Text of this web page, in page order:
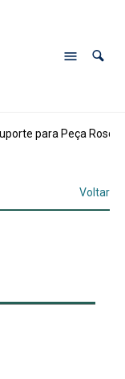
para Peça Rosca.
Voltar